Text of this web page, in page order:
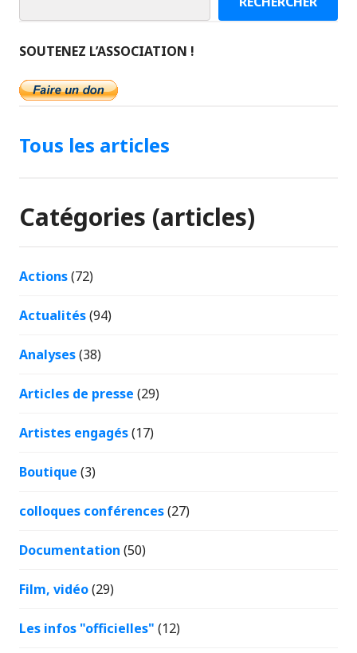
SOUTENEZ L’ASSOCIATION !
Tous les articles
Catégories (articles)
Actions(72)
Actualités(94)
Analyses(38)
Articles de presse (29)
Artistes engagés(17)
Boutique (3)
colloques conférences(27)
Documentation (50)
Film, vidéo(29)
Les infos "officielles" (12)